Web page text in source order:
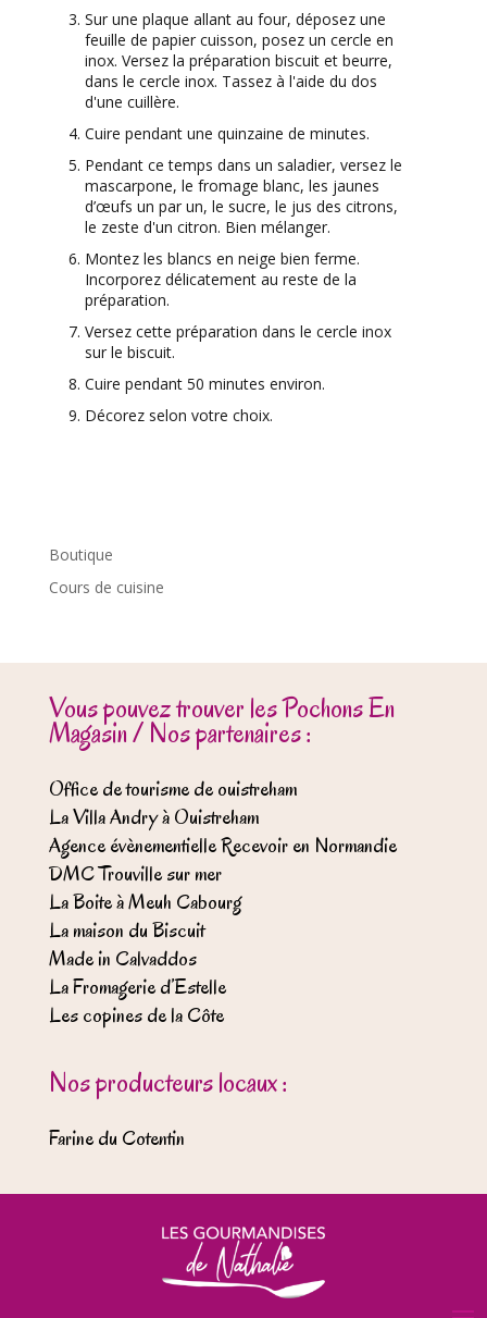
Sur une plaque allant au four, déposez une
feuille de papier cuisson, posez un cercle en
inox. Versez la préparation biscuit et beurre,
dans le cercle inox. Tassez à l'aide du dos
d'une cuillère.
Cuire pendant une quinzaine de minutes.
Pendant ce temps dans un saladier, versez le
mascarpone, le fromage blanc, les jaunes
d’œufs un par un, le sucre, le jus des citrons,
le zeste d'un citron. Bien mélanger.
Montez les blancs en neige bien ferme.
Incorporez délicatement au reste de la
préparation.
Versez cette préparation dans le cercle inox
sur le biscuit.
Cuire pendant 50 minutes environ.
Décorez selon votre choix.
Boutique
Cours de cuisine
Vous pouvez trouver les Pochons En
Magasin / Nos partenaires :
Office de tourisme de ouistreham
La Villa Andry à Ouistreham
Agence évènementielle Recevoir en Normandie
DMC Trouville sur mer
La Boite à Meuh Cabourg
La maison du Biscuit
Made in Calvaddos
La Fromagerie d’Estelle
Les copines de la Côte
Nos producteurs locaux :
Farine du Cotentin